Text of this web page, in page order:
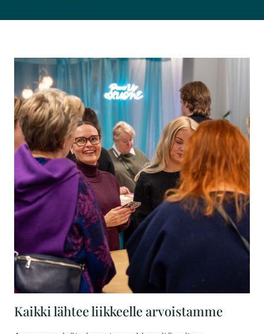
Kaikki lähtee liikkeelle arvoistamme